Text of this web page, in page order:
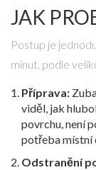
JAK
Postup je
minut, podle
Příprava:
viděl, jak
povrchu, není
potřeba místní
Odstranění